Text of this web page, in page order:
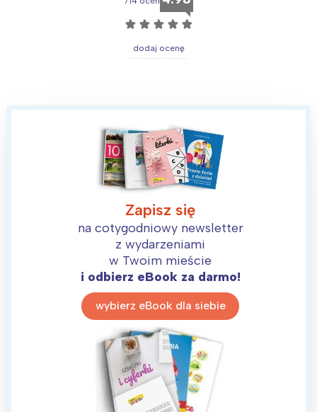
☆ ☆ ☆ ☆ ☆
dodaj ocenę
Zapisz się
na cotygodniowy newsletter
z wydarzeniami
w Twoim mieście
i odbierz eBook za darmo!
wybierz eBook dla siebie